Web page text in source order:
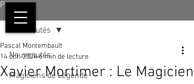
Post
Nouveautés
Magiciens de Légende
Nouveautés
Xavier Mortimer : Le Magicien
Pascal Montembault
14 oct. 2024 6 min de lecture